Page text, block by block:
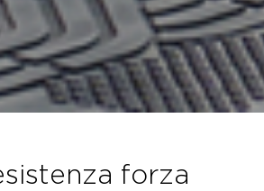
forza